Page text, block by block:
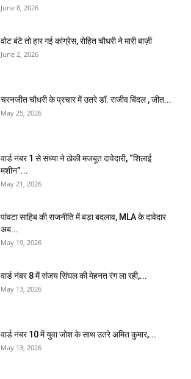
June 8, 2026
वोट बंटे तो हार गई कांग्रेस, रोहित चौधरी ने मारी बाज़ी
June 2, 2026
चरनजीत चौधरी के प्रचार में उतरे डॉ. राजीव बिंदल , जीत...
May 25, 2026
वार्ड नंबर 1 से संध्या ने ठोकी मजबूत दावेदारी, “शिलाई
मशीन”...
May 21, 2026
पांवटा साहिब की राजनीति में बड़ा बदलाव, MLA के दावेदार
अब...
May 19, 2026
वार्ड नंबर 8 में संजय सिंघल की मेहनत रंग ला रही,...
May 13, 2026
वार्ड नंबर 10 में युवा जोश के साथ उतरे अमित कुमार,...
May 13, 2026